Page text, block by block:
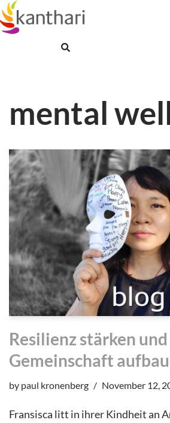
Skip
mental
Resilienz stärken und
Gemeinschaft
by paul kronenberg November 12,
Fransisca litt in ihrer Kindheit an